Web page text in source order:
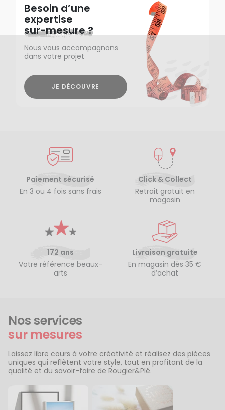
Besoin d’une
expertise
sur-mesure ?
Nous vous accompagnons
dans votre projet
JE DÉCOUVRE
Paiement sécurisé
En 3 ou 4 fois sans frais
Click & Collect
Retrait gratuit en
magasin
172 ans
Votre référence beaux-
arts
Livraison gratuite
En magasin dès 35 €
d’achat
Nos services
sur mesures
Laissez libre cours à votre créativité et réalisez des pièces
uniques qui reflètent votre style, tout en profitant de la
qualité et du savoir-faire de Rougier&Plé.